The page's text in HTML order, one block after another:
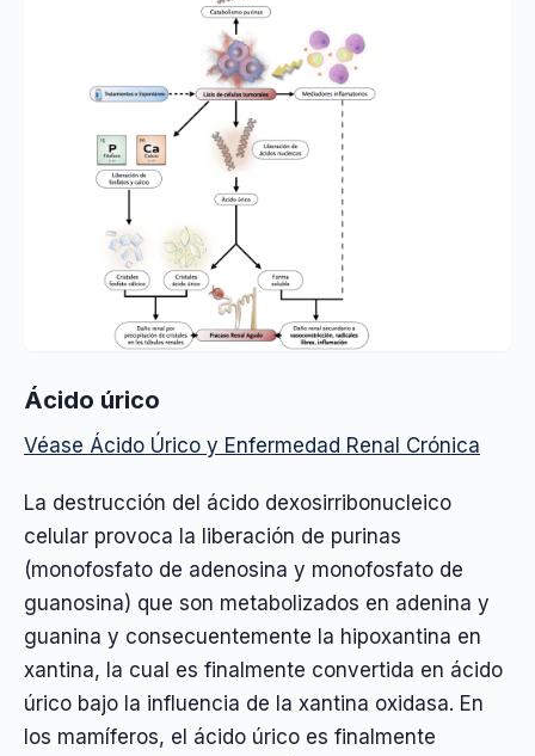
Ácido úrico
Véase Ácido Úrico y Enfermedad Renal Crónica
La destrucción del ácido dexosirribonucleico
celular provoca la liberación de purinas
(monofosfato de adenosina y monofosfato de
guanosina) que son metabolizados en adenina y
guanina y consecuentemente la hipoxantina en
xantina, la cual es finalmente convertida en ácido
úrico bajo la influencia de la xantina oxidasa. En
los mamíferos, el ácido úrico es finalmente